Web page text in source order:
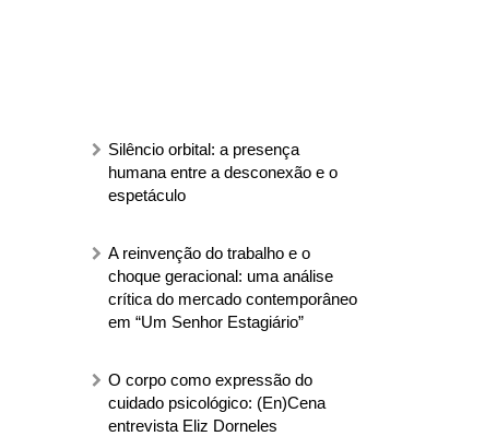
Silêncio orbital: a presença
humana entre a desconexão e o
espetáculo
A reinvenção do trabalho e o
choque geracional: uma análise
crítica do mercado contemporâneo
em “Um Senhor Estagiário”
O corpo como expressão do
cuidado psicológico: (En)Cena
entrevista Eliz Dorneles